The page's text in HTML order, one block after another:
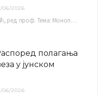
06/2026
Ментор: Мр Катарина Ђорђевић, ред. проф. Тема: Монолог емоција Среда, 17. 06. 2026. у 15:30 сати Сала бр. 12 Факултета уметности у Нишу, Кнегиње…
полагања
у јунском
06/2026